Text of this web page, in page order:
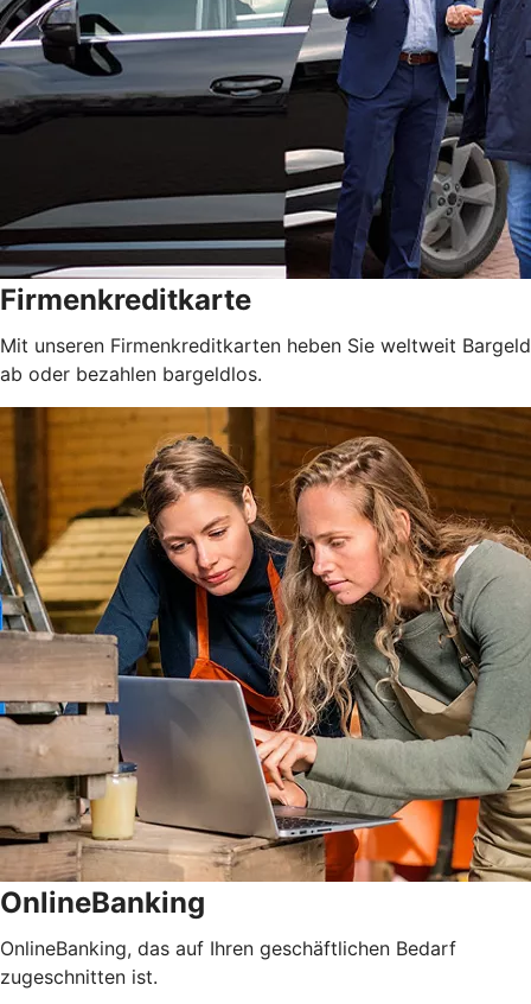
Firmenkreditkarte
Mit unseren Firmenkreditkarten heben Sie weltweit Bargeld
ab oder bezahlen bargeldlos.
OnlineBanking
OnlineBanking, das auf Ihren geschäftlichen Bedarf
zugeschnitten ist.